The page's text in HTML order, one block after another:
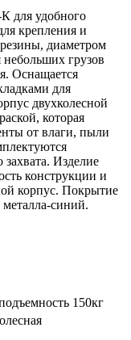
для удобного
крепления и
диаметром
грузов
Оснащается
для
двухколесной
которая
от влаги, пыли
Изделие
конструкции и
корпус. Покрытие
синий.
150кг